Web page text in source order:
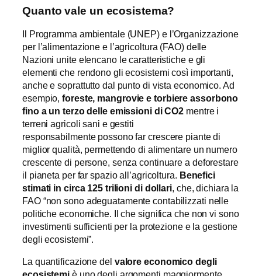
Quanto vale un ecosistema?
Il Programma ambientale (UNEP) e l’Organizzazione
per l’alimentazione e l’agricoltura (FAO) delle
Nazioni unite elencano le caratteristiche e gli
elementi che rendono gli ecosistemi così importanti,
anche e soprattutto dal punto di vista economico. Ad
esempio,foreste, mangrovie e torbiere assorbono
fino a un terzo delle emissioni di CO2 mentre i
terreni agricoli sani e gestiti
responsabilmente possono far crescere piante di
miglior qualità, permettendo di alimentare un numero
crescente di persone, senza continuare a deforestare
il pianeta per far spazio all’agricoltura. Benefici
stimati in circa 125 trilioni di dollari, che, dichiara la
FAO “non sono adeguatamente contabilizzati nelle
politiche economiche. Il che significa che non vi sono
investimenti sufficienti per la protezione e la gestione
degli ecosistemi”.
La quantificazione del valore economico degli